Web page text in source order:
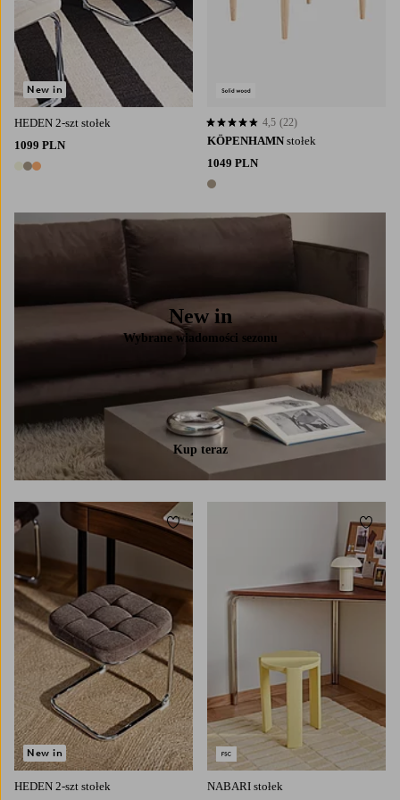
HEDEN 2-szt stołek
1099 PLN
3 kolory
New in
KÖPENHAMN stołek
1049 PLN
1 kolor
4,5 opierając się na 22 ocenach
4,5 (22)
New in
Wybrane wiadomości sezonu
Kup teraz
HEDEN 2-szt stołek
New in
Dodaj do ulubionych
NABARI stołek